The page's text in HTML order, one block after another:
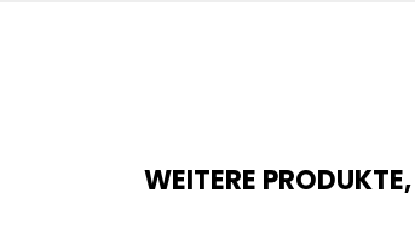
WEITERE